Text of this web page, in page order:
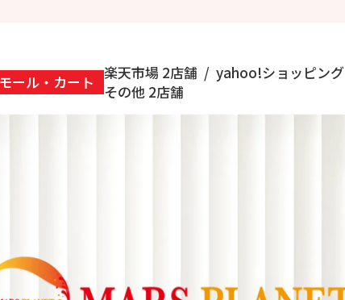
ール・カート 楽天市場 2店舗 yahoo!ショッピング
その他 2店舗